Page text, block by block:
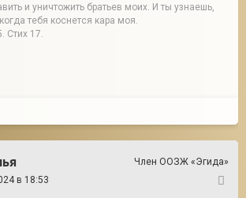
и уничтожить братьев моих. И ты узнаешь,
тебя коснется кара моя.
Стих 17.
Член ООЗЖ «Эгида»
в 18:53